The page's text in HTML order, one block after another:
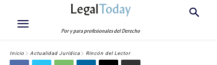
LegalToday
Por y para profesionales del Derecho
Inicio Actualidad Jurídica Rincón del Lector